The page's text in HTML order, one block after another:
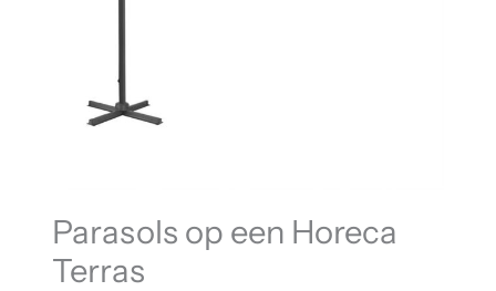
Parasols op een Horeca
Terras